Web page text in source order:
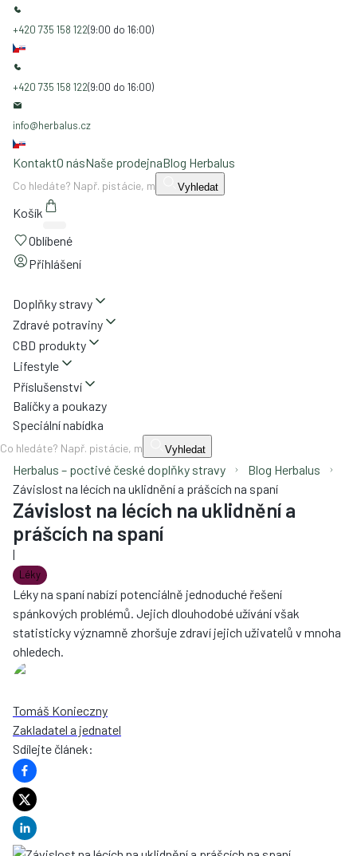
+420 735 158 122(9:00 do 16:00)
+420 735 158 122(9:00 do 16:00)
info@herbalus.cz
KontaktO násNaše prodejnaBlog Herbalus
Vyhledat
Košík
Oblíbené
Přihlášení
Doplňky stravy
Zdravé potraviny
CBD produkty
Lifestyle
Příslušenství
Balíčky a poukazy
Speciální nabídka
Vyhledat
Herbalus – poctivé české doplňky stravy
Blog Herbalus
Závislost na lécích na uklidnění a prášcích na spaní
Závislost na lécích na uklidnění a
prášcích na spaní
|
Léky
Léky na spaní nabízí potenciálně jednoduché řešení
spánkových problémů. Jejich dlouhodobé užívání však
statisticky významně zhoršuje zdraví jejich uživatelů v mnoha
ohledech.
Tomáš Konieczny
Zakladatel a jednatel
Sdílejte článek: